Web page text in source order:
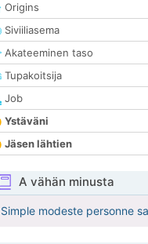
Origins
Siviiliasema
Akateeminen taso
Tupakoitsija
Job
Ystäväni
Jäsen lähtien
A vähän minusta
Simple modeste personne